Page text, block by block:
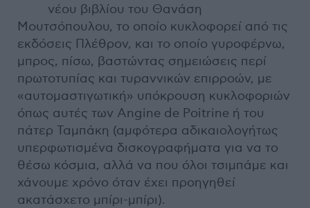
νέου βιβλίου του Θανάση
Μουτσόπουλου, το οποίο κυκλοφορεί από τις
εκδόσεις Πλέθρον, και το οποίο γυροφέρνω,
μπρος, πίσω, βαστώντας σημειώσεις περί
πρωτοτυπίας και τυραννικών επιρροών, με
«αυτομαστιγωτική» υπόκρουση κυκλοφοριών
όπως αυτές των Angine de Poitrine ή του
πάτερ Ταμπάκη (αμφότερα αδικαιολογήτως
υπερφωτισμένα δισκογραφήματα για να το
θέσω κόσμια, αλλά να που όλοι τσιμπάμε και
χάνουμε χρόνο όταν έχει προηγηθεί
ακατάσχετο μπίρι-μπίρι).